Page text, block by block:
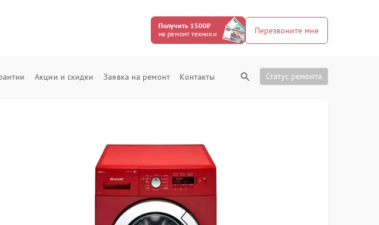
Получить 1500₽
на ремонт техники
Перезвоните мне
Акции и скидки Заявка на ремонт Контакты Статус ремонта